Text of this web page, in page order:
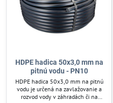
HDPE hadica 50x3,0 mm na
pitnú vodu - PN10
HDPE hadica 50x3,0 mm na pitnú
vodu je určená na zavlažovanie a
rozvod vody v záhradách či na